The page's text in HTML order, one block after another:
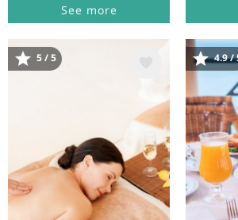
See more
Bild5 / 5 Bild4.9 /